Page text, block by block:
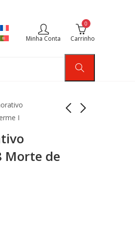
Minha Conta
0
Carrinho
I
Morte de
2 Euro Comemorativo
Letónia 2018
Zemgale Semgallia
Coincard Belgium
2018 2 Euro Satellite
Esro-2B Língua